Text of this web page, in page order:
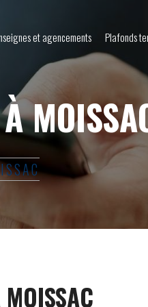
et agencements Plafonds